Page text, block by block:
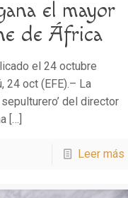
el mayor
de África
el 24 octubre
24 oct (EFE).– La
del director
[…]
Leer más